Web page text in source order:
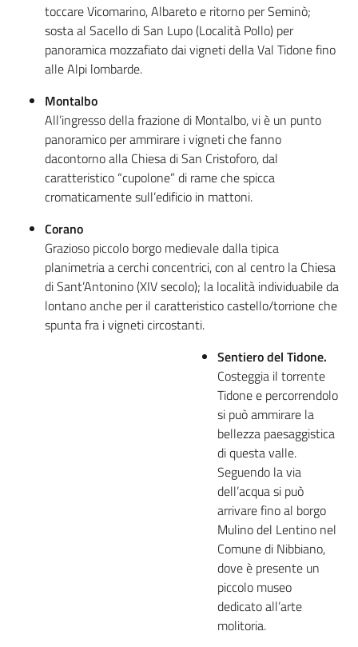
toccare Vicomarino, Albareto e ritorno per Seminò;
sosta al Sacello di San Lupo (Località Pollo) per
panoramica mozzafiato dai vigneti della Val Tidone fino
alle Alpi lombarde.
Montalbo
All’ingresso della frazione di Montalbo, vi è un punto
panoramico per ammirare i vigneti che fanno
dacontorno alla Chiesa di San Cristoforo, dal
caratteristico “cupolone” di rame che spicca
cromaticamente sull’edificio in mattoni.
Corano
Grazioso piccolo borgo medievale dalla tipica
planimetria a cerchi concentrici, con al centro la Chiesa
di Sant’Antonino (XIV secolo); la località individuabile da
lontano anche per il caratteristico castello/torrione che
spunta fra i vigneti circostanti.
Sentiero del Tidone.
Costeggia il torrente
Tidone e percorrendolo
si può ammirare la
bellezza paesaggistica
di questa valle.
Seguendo la via
dell’acqua si può
arrivare fino al borgo
Mulino del Lentino nel
Comune di Nibbiano,
dove è presente un
piccolo museo
dedicato all’arte
molitoria.